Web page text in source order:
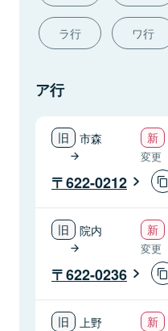
ラ行 ワ行
ア行
市森
変更
622-0212
院内
変更
622-0236
上野